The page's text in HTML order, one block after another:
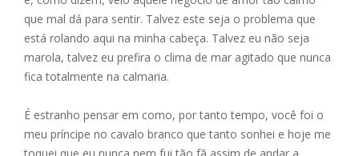
que mal dá para sentir. Talvez este seja o problema que
está rolando aqui na minha cabeça. Talvez eu não seja
marola, talvez eu prefira o clima de mar agitado que nunca
fica totalmente na calmaria.
É estranho pensar em como, por tanto tempo, você foi o
meu príncipe no cavalo branco que tanto sonhei e hoje me